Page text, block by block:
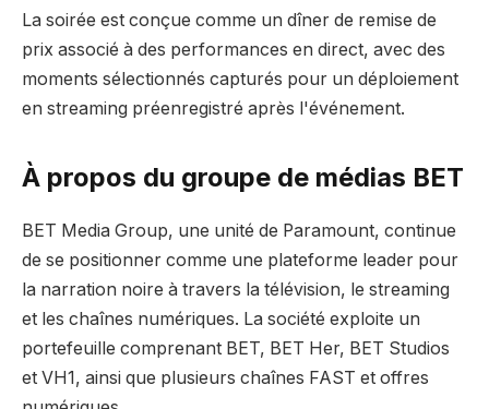
La soirée est conçue comme un dîner de remise de
prix associé à des performances en direct, avec des
moments sélectionnés capturés pour un déploiement
en streaming préenregistré après l'événement.
À propos du groupe de médias BET
BET Media Group, une unité de Paramount, continue
de se positionner comme une plateforme leader pour
la narration noire à travers la télévision, le streaming
et les chaînes numériques. La société exploite un
portefeuille comprenant BET, BET Her, BET Studios
et VH1, ainsi que plusieurs chaînes FAST et offres